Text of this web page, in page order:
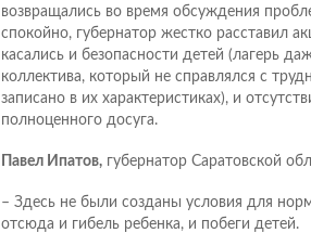
возвращались во время обсуждения
спокойно, губернатор жестко расставил
касались и безопасности детей (лагерь
коллектива, который не справлялся с
записано в их характеристиках), и
полноценного досуга.
Павел Ипатов,губернатор Саратовской
– Здесь не были созданы условия для
отсюда и гибель ребенка, и побеги детей.